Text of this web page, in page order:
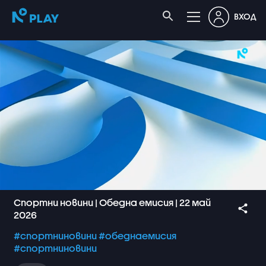
ВХОД
Спортни новини | Обедна емисия | 22 май
2026
#спортниновини#обеднаемисия
#спортниновини